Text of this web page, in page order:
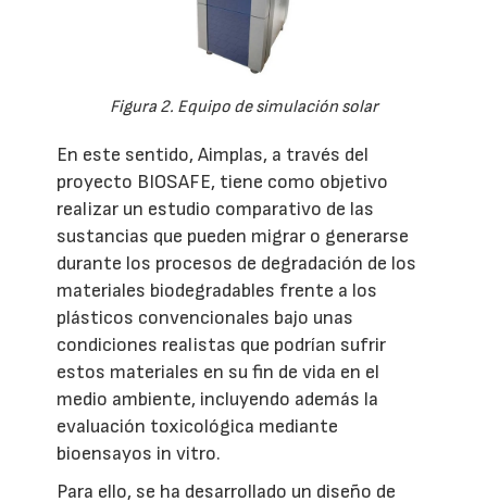
Figura 2. Equipo de simulación solar
En este sentido, Aimplas, a través del
proyecto BIOSAFE, tiene como objetivo
realizar un estudio comparativo de las
sustancias que pueden migrar o generarse
durante los procesos de degradación de los
materiales biodegradables frente a los
plásticos convencionales bajo unas
condiciones realistas que podrían sufrir
estos materiales en su fin de vida en el
medio ambiente, incluyendo además la
evaluación toxicológica mediante
bioensayos in vitro.
Para ello, se ha desarrollado un diseño de